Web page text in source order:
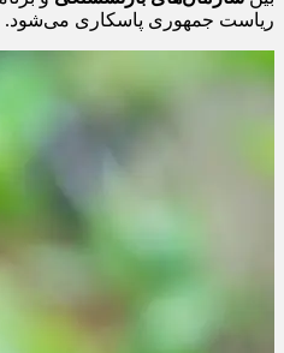
ریاست جمهوری پاسکاری می‌شود.